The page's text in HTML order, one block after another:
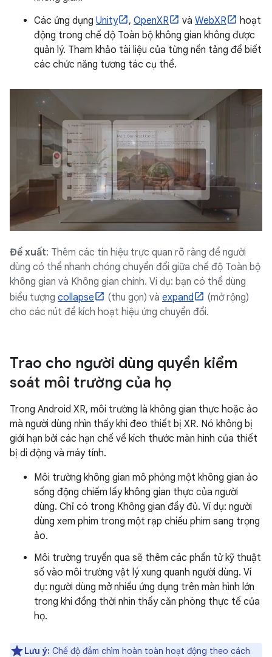
Các ứng dụng Unity , OpenXR và WebXR
hoạt
động trong chế độ Toàn bộ không gian không được
quản lý. Tham khảo tài liệu của từng nền tảng để biết
các chức năng tương tác cụ thể.
Đề xuất: Thêm các tín hiệu trực quan rõ ràng để người
dùng có thể nhanh chóng chuyển đổi giữa chế độ Toàn bộ
không gian và Không gian chính. Ví dụ: bạn có thể dùng
biểu tượng collapse (thu gọn) và expand
(mở rộng)
cho các nút để kích hoạt hiệu ứng chuyển đổi.
Trao cho người dùng quyền kiểm
soát môi trường của họ
Trong Android XR, môi trường là không gian thực hoặc ảo
mà người dùng nhìn thấy khi đeo thiết bị XR. Nó không bị
giới hạn bởi các hạn chế về kích thước màn hình của thiết
bị di động và máy tính.
Môi trường không gian mô phỏng một không gian ảo
sống động chiếm lấy không gian thực của người
dùng. Chỉ có trong Không gian đầy đủ. Ví dụ: người
dùng xem phim trong một rạp chiếu phim sang trọng
ảo.
Môi trường truyền qua sẽ thêm các phần tử kỹ thuật
số vào môi trường vật lý xung quanh người dùng. Ví
dụ: người dùng mở nhiều ứng dụng trên màn hình lớn
trong khi đồng thời nhìn thấy căn phòng thực tế của
họ.
Lưu ý: Chế độ đắm chìm hoàn toàn hoạt động theo cách